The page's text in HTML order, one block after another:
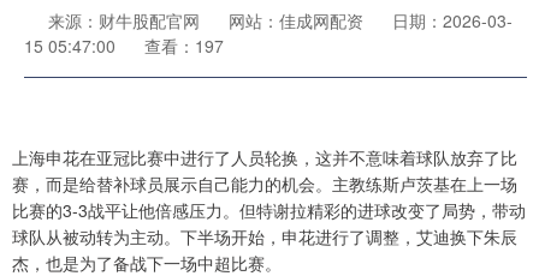
来源：财牛股配官网 网站：佳成网配资
日期：2026-03-
15 05:47:00
查看：197
上海申花在亚冠比赛中进行了人员轮换，这并不意味着球队放弃了比
赛，而是给替补球员展示自己能力的机会。主教练斯卢茨基在上一场
比赛的3-3战平让他倍感压力。但特谢拉精彩的进球改变了局势，带动
球队从被动转为主动。下半场开始，申花进行了调整，艾迪换下朱辰
杰，也是为了备战下一场中超比赛。